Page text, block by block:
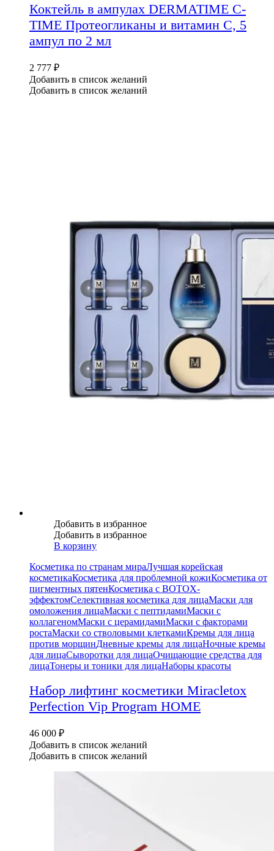
Коктейль в ампулах DERMATIME C-
TIME Протеогликаны и витамин С, 5
ампул по 2 мл
2 777 ₽
Добавить в список желаний
Добавить в список желаний
Добавить в избранное
Добавить в избранное
В корзину
Косметика по странам мираЛучшая корейская
косметикаКосметика для проблемной кожиКосметика от
пигментных пятенКосметика с BOTOX-
эффектомСелективная косметика для лицаМаски для
омоложения лицаМаски с пептидамиМаски с
коллагеномМаски с церамидамиМаски с факторами
ростаМаски со стволовыми клеткамиКремы для лица
против морщинДневные кремы для лицаНочные кремы
для лицаСыворотки для лицаОчищающие средства для
лицаТонеры и тоники для лицаНаборы красоты
Набор лифтинг косметики Miracletox
Perfection Vip Program HOME
46 000 ₽
Добавить в список желаний
Добавить в список желаний